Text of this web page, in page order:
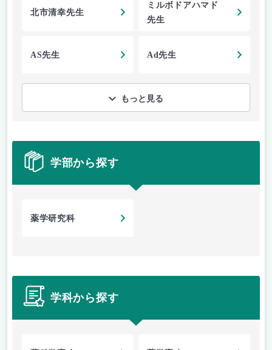
北市清幸先生
ミルボドアハマド
先生
AS先生 Ad先生
もっと見る
学部から探す
薬学研究科
学科から探す